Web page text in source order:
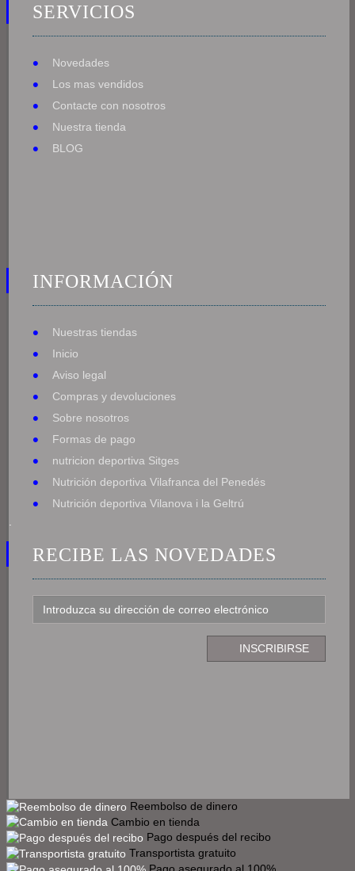
SERVICIOS
Novedades
Los mas vendidos
Contacte con nosotros
Nuestra tienda
BLOG
INFORMACIÓN
Nuestras tiendas
Inicio
Aviso legal
Compras y devoluciones
Sobre nosotros
Formas de pago
nutricion deportiva Sitges
Nutrición deportiva Vilafranca del Penedés
Nutrición deportiva Vilanova i la Geltrú
RECIBE LAS NOVEDADES
Reembolso de dinero
Cambio en tienda
Pago después del recibo
Transportista gratuito